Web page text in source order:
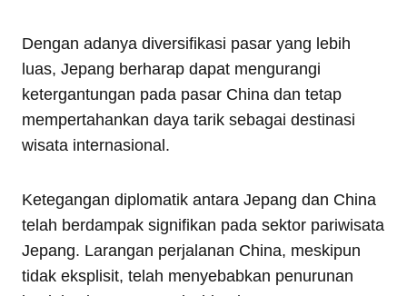
Dengan adanya diversifikasi pasar yang lebih
luas, Jepang berharap dapat mengurangi
ketergantungan pada pasar China dan tetap
mempertahankan daya tarik sebagai destinasi
wisata internasional.
Ketegangan diplomatik antara Jepang dan China
telah berdampak signifikan pada sektor pariwisata
Jepang. Larangan perjalanan China, meskipun
tidak eksplisit, telah menyebabkan penurunan